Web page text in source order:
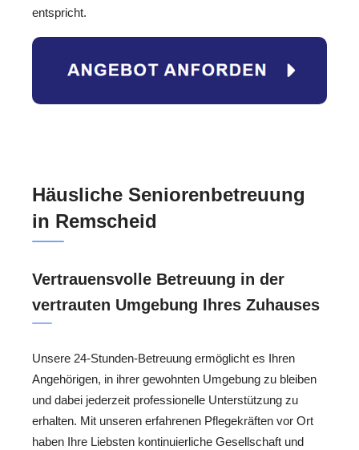
entspricht.
Häusliche Seniorenbetreuung
in Remscheid
Vertrauensvolle Betreuung in der
vertrauten Umgebung Ihres Zuhauses
Unsere 24-Stunden-Betreuung ermöglicht es Ihren
Angehörigen, in ihrer gewohnten Umgebung zu bleiben
und dabei jederzeit professionelle Unterstützung zu
erhalten. Mit unseren erfahrenen Pflegekräften vor Ort
haben Ihre Liebsten kontinuierliche Gesellschaft und